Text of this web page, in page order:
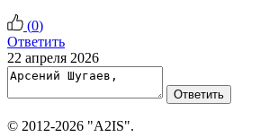
(0)
Ответить
22 апреля 2026
Ответить
© 2012-2026 "A2IS".